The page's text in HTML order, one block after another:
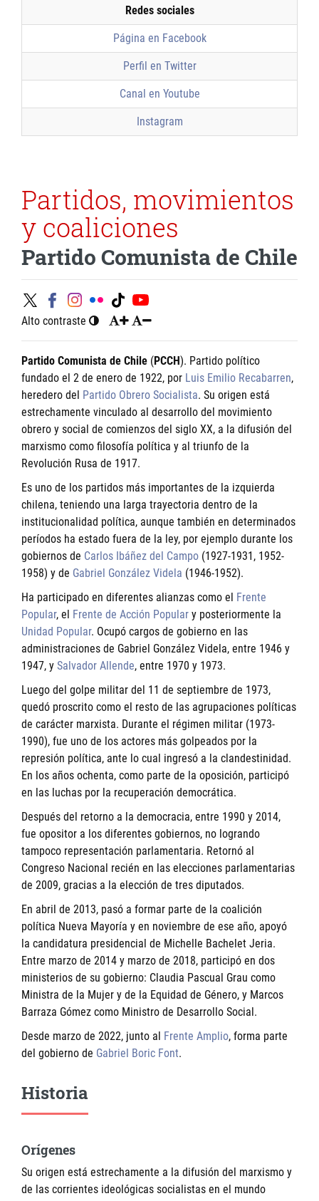
Redes sociales
Página en Facebook
Perfil en Twitter
Canal en Youtube
Instagram
Partidos, movimientos
y coaliciones
Partido Comunista de Chile
Alto contraste
Partido Comunista de Chile (PCCH). Partido político
fundado el 2 de enero de 1922, por Luis Emilio Recabarren,
heredero del Partido Obrero Socialista. Su origen está
estrechamente vinculado al desarrollo del movimiento
obrero y social de comienzos del siglo XX, a la difusión del
marxismo como filosofía política y al triunfo de la
Revolución Rusa de 1917.
Es uno de los partidos más importantes de la izquierda
chilena, teniendo una larga trayectoria dentro de la
institucionalidad política, aunque también en determinados
períodos ha estado fuera de la ley, por ejemplo durante los
gobiernos de Carlos Ibáñez del Campo (1927-1931, 1952-
1958) y de Gabriel González Videla (1946-1952).
Ha participado en diferentes alianzas como el Frente
Popular, el Frente de Acción Popular y posteriormente la
Unidad Popular. Ocupó cargos de gobierno en las
administraciones de Gabriel González Videla, entre 1946 y
1947, y Salvador Allende, entre 1970 y 1973.
Luego del golpe militar del 11 de septiembre de 1973,
quedó proscrito como el resto de las agrupaciones políticas
de carácter marxista. Durante el régimen militar (1973-
1990), fue uno de los actores más golpeados por la
represión política, ante lo cual ingresó a la clandestinidad.
En los años ochenta, como parte de la oposición, participó
en las luchas por la recuperación democrática.
Después del retorno a la democracia, entre 1990 y 2014,
fue opositor a los diferentes gobiernos, no logrando
tampoco representación parlamentaria. Retornó al
Congreso Nacional recién en las elecciones parlamentarias
de 2009, gracias a la elección de tres diputados.
En abril de 2013, pasó a formar parte de la coalición
política Nueva Mayoría y en noviembre de ese año, apoyó
la candidatura presidencial de Michelle Bachelet Jeria.
Entre marzo de 2014 y marzo de 2018, participó en dos
ministerios de su gobierno: Claudia Pascual Grau como
Ministra de la Mujer y de la Equidad de Género, y Marcos
Barraza Gómez como Ministro de Desarrollo Social.
Desde marzo de 2022, junto al Frente Amplio, forma parte
del gobierno de Gabriel Boric Font.
Historia
Orígenes
Su origen está estrechamente a la difusión del marxismo y
de las corrientes ideológicas socialistas en el mundo